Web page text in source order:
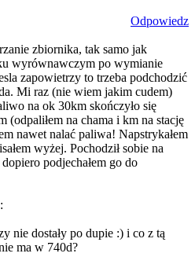
Odpowiedz
zbiornika, tak samo jak
wyrównawczym po wymianie
zapowietrzy to trzeba podchodzić
Mi raz (nie wiem jakim cudem)
na ok 30km skończyło się
(odpaliłem na chama i km na stację
nawet nalać paliwa! Napstrykałem
wyżej. Pochodził sobie na
podjechałem go do
:
nie dostały po dupie :) i co z tą
ma w 740d?